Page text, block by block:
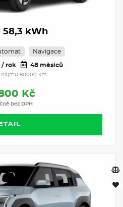
58,3 kWh
Navigace
/ rok 48 měsíců
nájmu 80000 km
Kč
bez DPH